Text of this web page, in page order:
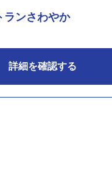
ランさわやか
詳細を確認する